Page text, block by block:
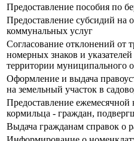
Предоставление пособия по
Предоставление субсидий
коммунальных услуг
Согласование отклонений от
номерных знаков и
территории муниципального
Оформление и выдача
на земельный участок в
Предоставление
кормильца - граждан,
Выдача гражданам справок о